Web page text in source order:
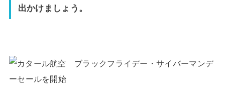
出かけましょう。